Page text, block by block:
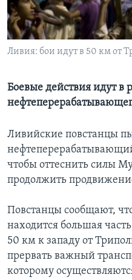
Learning English
СОЦИАЛЬНЫЕ СЕТИ
Языки
Ливия: бои идут в 50 км от
Боевые действия идут в
Ливийские повстанцы
чтобы оттеснить силы
продолжить
Повстанцы сообщают,
находится большая
50 км к западу от
прервать важный
которому